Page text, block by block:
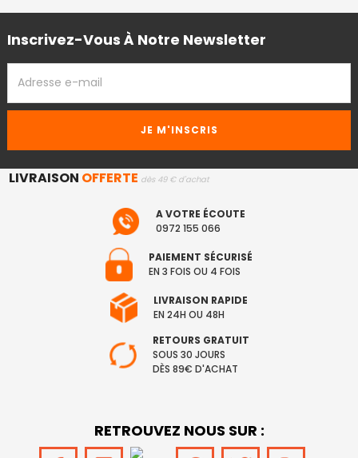
Inscrivez-Vous À Notre Newsletter
EMAIL
LIVRAISON OFFERTE dès 49 € d'achat
A VOTRE ÉCOUTE
0972 155 066
PAIEMENT SÉCURISÉ
EN 3 FOIS OU 4 FOIS
LIVRAISON RAPIDE
EN 24H OU 48H
RETOURS GRATUIT
SOUS 30 JOURS
DÈS 89€ D'ACHAT
RETROUVEZ NOUS SUR :